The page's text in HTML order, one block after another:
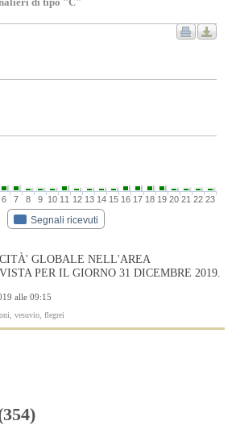
Segnali ricevuti
6 7 8 9 10 11 12 13 14 15 16 17 18 19 20 21 22 23
GLOBALE NELL'AREA
PER IL GIORNO 31 DICEMBRE 2019.
alle 09:15
vesuvio, flegrei